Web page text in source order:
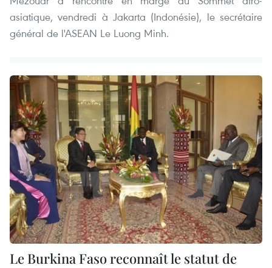
asiatique, vendredi à Jakarta (Indonésie), le secrétaire
général de l'ASEAN Le Luong Minh.
Le Burkina Faso reconnaît le statut de